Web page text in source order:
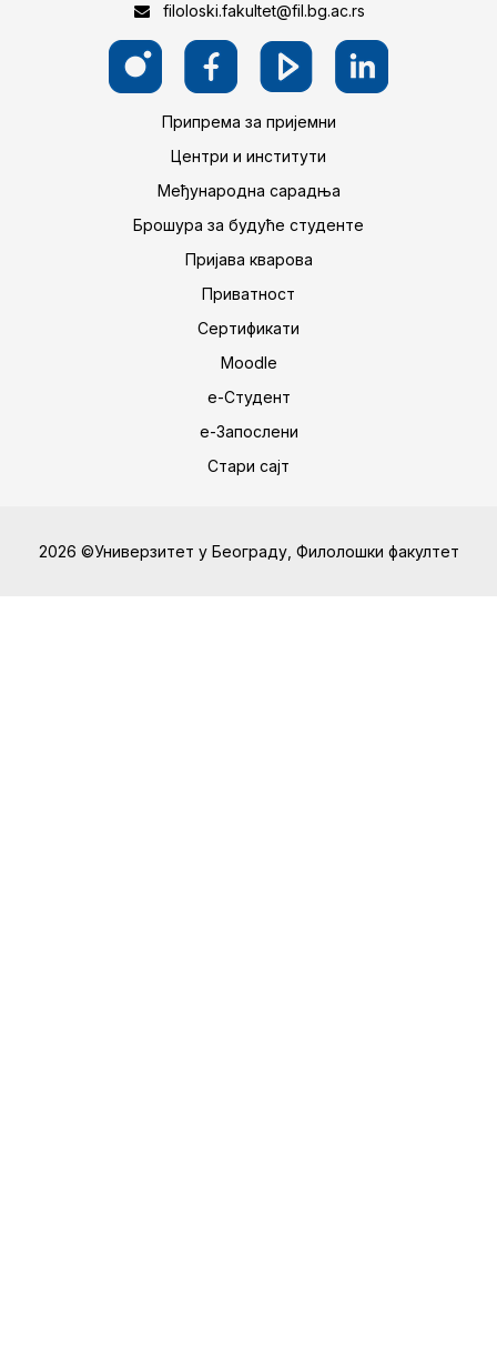
filoloski.fakultet@fil.bg.ac.rs
Припрема за пријемни
Центри и институти
Међународна сарадња
Брошура за будуће студенте
Пријава кварова
Приватност
Сертификати
Moodle
е-Студент
е-Запослени
Стари сајт
2026 ©Универзитет у Београду, Филолошки факултет